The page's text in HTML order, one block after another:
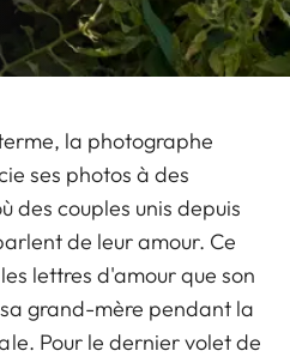
la photographe
ses photos à des
des couples unis depuis
de leur amour. Ce
lettres d'amour que son
grand-mère pendant la
Pour le dernier volet de